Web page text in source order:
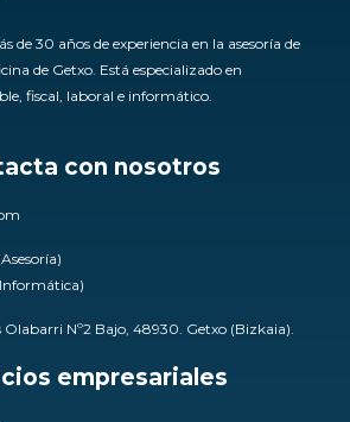
de 30 años de experiencia en la asesoría de
de Getxo. Está especializado en
fiscal, laboral e informático.
con nosotros
Olabarri Nº2 Bajo, 48930. Getxo (Bizkaia).
empresariales